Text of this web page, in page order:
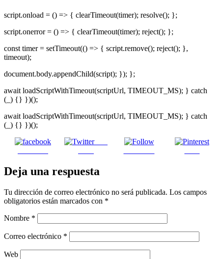
script.onload = () => { clearTimeout(timer); resolve(); };
script.onerror = () => { clearTimeout(timer); reject(); };
const timer = setTimeout(() => { script.remove(); reject(); },
timeout);
document.body.appendChild(script); }); };
await loadScriptWithTimeout(scriptUrl, TIMEOUT_MS); } catch
(_) {} })();
await loadScriptWithTimeout(scriptUrl, TIMEOUT_MS); } catch
(_) {} })();
Post
Deja una respuesta
Tu dirección de correo electrónico no será publicada. Los campos
obligatorios están marcados con *
Nombre *
Correo electrónico *
Web